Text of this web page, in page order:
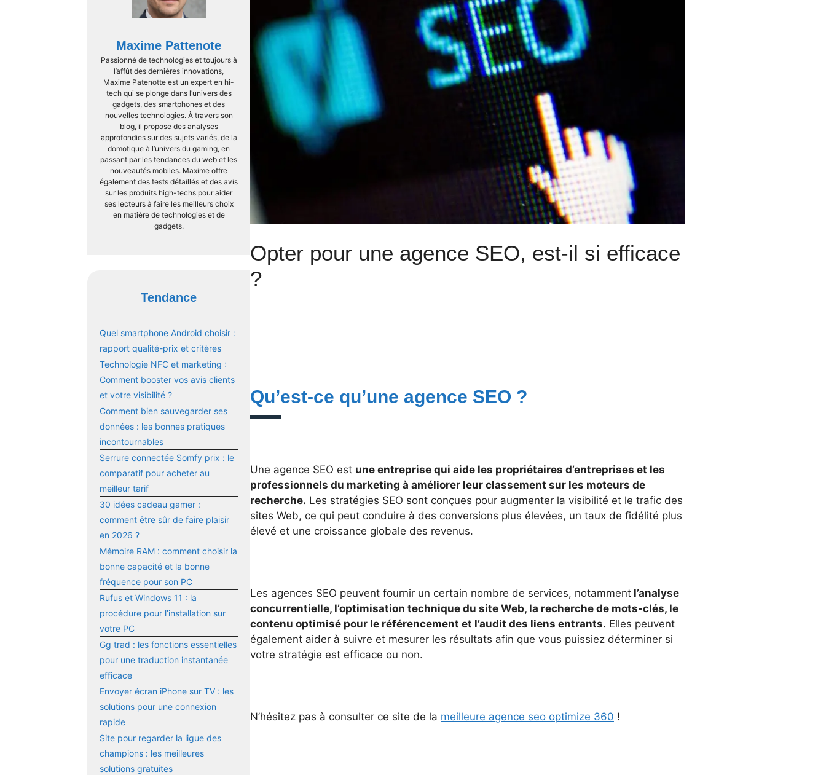
Maxime Pattenote
Passionné de technologies et toujours à
l’affût des dernières innovations,
Maxime Patenotte est un expert en hi-
tech qui se plonge dans l’univers des
gadgets, des smartphones et des
nouvelles technologies. À travers son
blog, il propose des analyses
approfondies sur des sujets variés, de la
domotique à l’univers du gaming, en
passant par les tendances du web et les
nouveautés mobiles. Maxime offre
également des tests détaillés et des avis
sur les produits high-techs pour aider
ses lecteurs à faire les meilleurs choix
en matière de technologies et de
gadgets.
Tendance
Quel smartphone Android choisir :
rapport qualité-prix et critères
Technologie NFC et marketing :
Comment booster vos avis clients
et votre visibilité ?
Comment bien sauvegarder ses
données : les bonnes pratiques
incontournables
Serrure connectée Somfy prix : le
comparatif pour acheter au
meilleur tarif
30 idées cadeau gamer :
comment être sûr de faire plaisir
en 2026 ?
Mémoire RAM : comment choisir la
bonne capacité et la bonne
fréquence pour son PC
Rufus et Windows 11 : la
procédure pour l’installation sur
votre PC
Gg trad : les fonctions essentielles
pour une traduction instantanée
efficace
Envoyer écran iPhone sur TV : les
solutions pour une connexion
rapide
Site pour regarder la ligue des
champions : les meilleures
solutions gratuites
Opter pour une agence SEO, est-il si efficace
?
Qu’est-ce qu’une agence SEO ?
Une agence SEO est une entreprise qui aide les propriétaires d’entreprises et les
professionnels du marketing à améliorer leur classement sur les moteurs de
recherche. Les stratégies SEO sont conçues pour augmenter la visibilité et le trafic des
sites Web, ce qui peut conduire à des conversions plus élevées, un taux de fidélité plus
élevé et une croissance globale des revenus.
Les agences SEO peuvent fournir un certain nombre de services, notamment l’analyse
concurrentielle, l’optimisation technique du site Web, la recherche de mots-clés, le
contenu optimisé pour le référencement et l’audit des liens entrants. Elles peuvent
également aider à suivre et mesurer les résultats afin que vous puissiez déterminer si
votre stratégie est efficace ou non.
N’hésitez pas à consulter ce site de la meilleure agence seo optimize 360 !